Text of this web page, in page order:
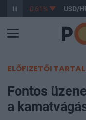
363,17 -0,61% USD/
ELŐFIZETŐI
Fontos
a